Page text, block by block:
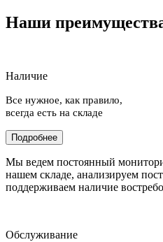
Наши
Наличие
Все нужное, как правило,
всегда есть на складе
Подробнее
Мы ведем постоянный
нашем складе, анализируем
поддерживаем наличие
Обслуживание